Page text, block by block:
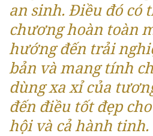
an sinh. Điều đó có
chương hoàn toàn
hướng đến trải
bản và mang tính
dùng xa xỉ của
đến điều tốt đẹp
hội và cả hành tinh.